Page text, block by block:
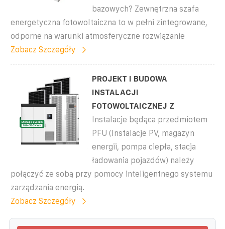
bazowych? Zewnętrzna szafa
energetyczna fotowoltaiczna to w pełni zintegrowane,
odporne na warunki atmosferyczne rozwiązanie
Zobacz Szczegóły
PROJEKT I BUDOWA
INSTALACJI
FOTOWOLTAICZNEJ Z
Instalacje będąca przedmiotem
PFU (Instalacje PV, magazyn
energii, pompa ciepła, stacja
ładowania pojazdów) należy
połączyć ze sobą przy pomocy inteligentnego systemu
zarządzania energią.
Zobacz Szczegóły